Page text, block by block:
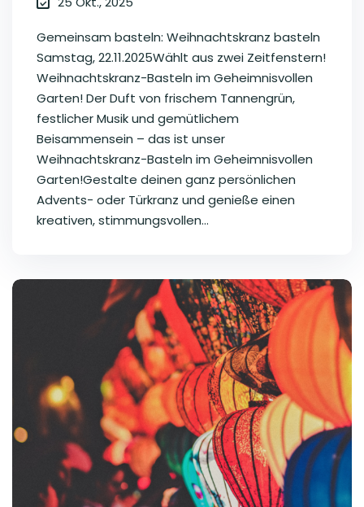
Gemeinsam basteln: Weihnachtskranz basteln
Samstag, 22.11.2025Wählt aus zwei Zeitfenstern!
Weihnachtskranz-Basteln im Geheimnisvollen
Garten! Der Duft von frischem Tannengrün,
festlicher Musik und gemütlichem
Beisammensein – das ist unser
Weihnachtskranz-Basteln im Geheimnisvollen
Garten!Gestalte deinen ganz persönlichen
Advents- oder Türkranz und genieße einen
kreativen, stimmungsvollen...